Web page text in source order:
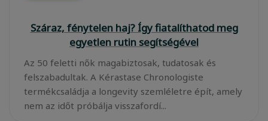
Száraz, fénytelen haj? Így fiatalíthatod meg
egyetlen rutin segítségével
Az 50 feletti nők magabiztosak, tudatosak és
felszabadultak. A Kérastase Chronologiste
termékcsaládja a longevity szemléletre épít, amely
nem az időt próbálja visszafordí...